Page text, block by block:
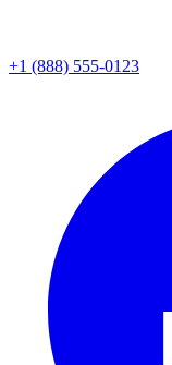
+1 (888) 555-0123